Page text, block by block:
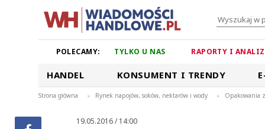
POLECAMY: TYLKO U NAS RAPORTY I
HANDEL KONSUMENT I TRENDY
Strona główna > Rynek napojów, soków, nektarów i wody > Opakowania
19.05.2016 / 14:00